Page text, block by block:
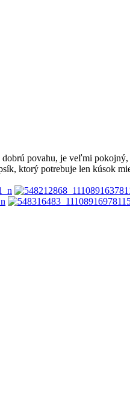
povahu, je veľmi
ktorý potrebuje len kúsok